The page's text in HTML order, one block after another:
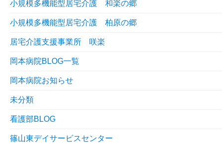
小規模多機能型居宅介護 和楽の郷
小規模多機能型居宅介護 柏原の郷
居宅介護支援事業所 咲楽
岡本病院BLOG一覧
岡本病院お知らせ
未分類
看護部BLOG
篠山東デイサービスセンター